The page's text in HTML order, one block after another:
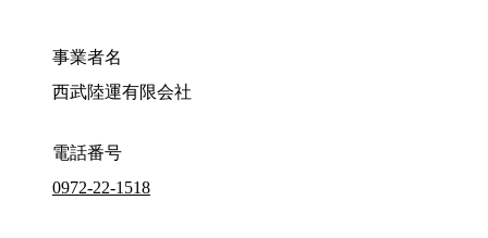
事業者名
西武陸運有限会社
電話番号
0972-22-1518